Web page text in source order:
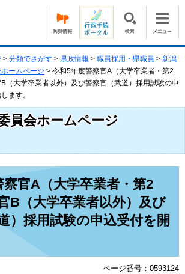
> 分類でさがす > 県政情報 > 職員採用・県職員 > 新潟
ームページ > 令和5年度警察官A（大学卒業者・第2
（大学卒業者以外）及び警察官（武道）採用試験の申
ます。
員会ホームページ
察官A（大学卒業者・第2
B（大学卒業者以外）及び
）採用試験の申込受付を開
ページ番号：0593124